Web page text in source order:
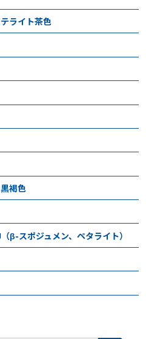
ライト茶色
褐色
β-スポジュメン、ペタライト）